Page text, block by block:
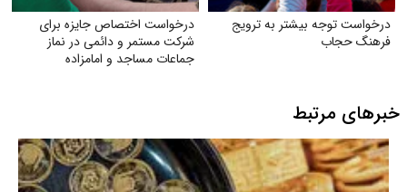
درخواست توجه بیشتر به ترویج
فرهنگ حجاب
درخواست اختصاص جایزه برای
شرکت مستمر و دائمی در نماز
جماعات مساجد و امامزاده
خبرهای مرتبط